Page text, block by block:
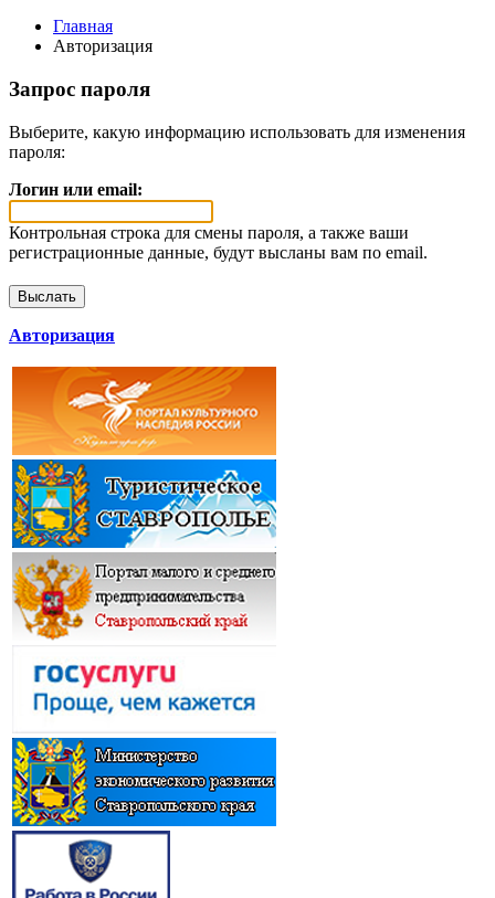
Главная
Авторизация
Запрос пароля
Выберите, какую информацию использовать для изменения
пароля:
Логин или email:
Контрольная строка для смены пароля, а также ваши
регистрационные данные, будут высланы вам по email.
Авторизация